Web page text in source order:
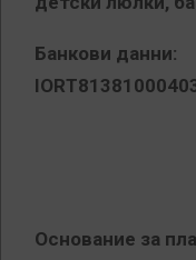
Банкови данни:
Основание за